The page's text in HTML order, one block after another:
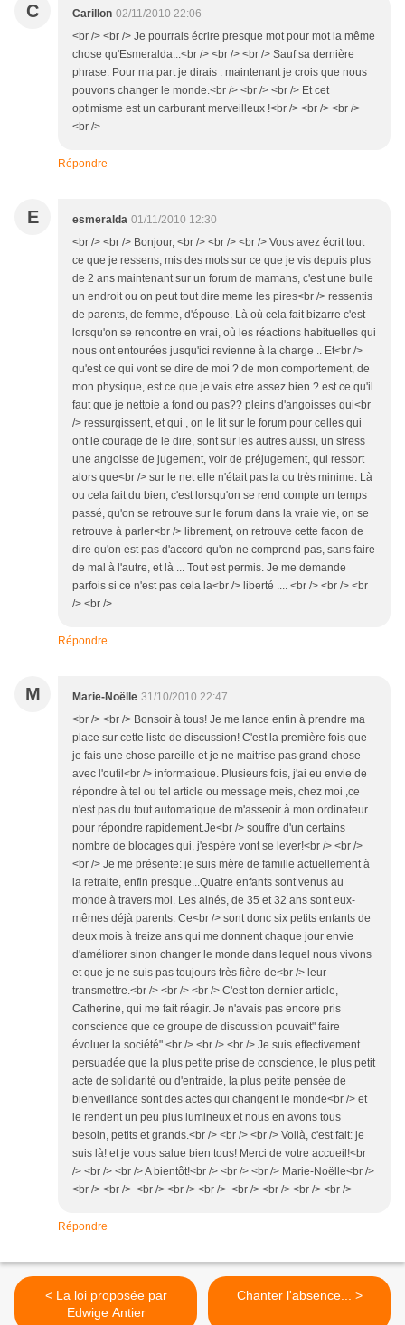
C Carillon 02/11/2010 22:06
<br /> <br /> Je pourrais écrire presque mot pour mot la même
chose qu'Esmeralda...<br /> <br /> <br /> Sauf sa dernière
phrase. Pour ma part je dirais : maintenant je crois que nous
pouvons changer le monde.<br /> <br /> <br /> Et cet
optimisme est un carburant merveilleux !<br /> <br /> <br />
<br />
Répondre
E esmeralda 01/11/2010 12:30
<br /> <br /> Bonjour, <br /> <br /> <br /> Vous avez écrit tout
ce que je ressens, mis des mots sur ce que je vis depuis plus
de 2 ans maintenant sur un forum de mamans, c'est une bulle
un endroit ou on peut tout dire meme les pires<br /> ressentis
de parents, de femme, d'épouse. Là où cela fait bizarre c'est
lorsqu'on se rencontre en vrai, où les réactions habituelles qui
nous ont entourées jusqu'ici revienne à la charge .. Et<br />
qu'est ce qui vont se dire de moi ? de mon comportement, de
mon physique, est ce que je vais etre assez bien ? est ce qu'il
faut que je nettoie a fond ou pas?? pleins d'angoisses qui<br
/> ressurgissent, et qui , on le lit sur le forum pour celles qui
ont le courage de le dire, sont sur les autres aussi, un stress
une angoisse de jugement, voir de préjugement, qui ressort
alors que<br /> sur le net elle n'était pas la ou très minime. Là
ou cela fait du bien, c'est lorsqu'on se rend compte un temps
passé, qu'on se retrouve sur le forum dans la vraie vie, on se
retrouve à parler<br /> librement, on retrouve cette facon de
dire qu'on est pas d'accord qu'on ne comprend pas, sans faire
de mal à l'autre, et là ... Tout est permis. Je me demande
parfois si ce n'est pas cela la<br /> liberté .... <br /> <br /> <br
/> <br />
Répondre
M Marie-Noëlle 31/10/2010 22:47
<br /> <br /> Bonsoir à tous! Je me lance enfin à prendre ma
place sur cette liste de discussion! C'est la première fois que
je fais une chose pareille et je ne maitrise pas grand chose
avec l'outil<br /> informatique. Plusieurs fois, j'ai eu envie de
répondre à tel ou tel article ou message meis, chez moi ,ce
n'est pas du tout automatique de m'asseoir à mon ordinateur
pour répondre rapidement.Je<br /> souffre d'un certains
nombre de blocages qui, j'espère vont se lever!<br /> <br />
<br /> Je me présente: je suis mère de famille actuellement à
la retraite, enfin presque...Quatre enfants sont venus au
monde à travers moi. Les ainés, de 35 et 32 ans sont eux-
mêmes déjà parents. Ce<br /> sont donc six petits enfants de
deux mois à treize ans qui me donnent chaque jour envie
d'améliorer sinon changer le monde dans lequel nous vivons
et que je ne suis pas toujours très fière de<br /> leur
transmettre.<br /> <br /> <br /> C'est ton dernier article,
Catherine, qui me fait réagir. Je n'avais pas encore pris
conscience que ce groupe de discussion pouvait" faire
évoluer la société".<br /> <br /> <br /> Je suis effectivement
persuadée que la plus petite prise de conscience, le plus petit
acte de solidarité ou d'entraide, la plus petite pensée de
bienveillance sont des actes qui changent le monde<br /> et
le rendent un peu plus lumineux et nous en avons tous
besoin, petits et grands.<br /> <br /> <br /> Voilà, c'est fait: je
suis là! et je vous salue bien tous! Merci de votre accueil!<br
/> <br /> <br /> A bientôt!<br /> <br /> <br /> Marie-Noëlle<br />
<br /> <br /> <br /> <br /> <br /> <br /> <br /> <br /> <br />
Répondre
< La loi proposée par
Edwige Antier
Chanter l'absence... >